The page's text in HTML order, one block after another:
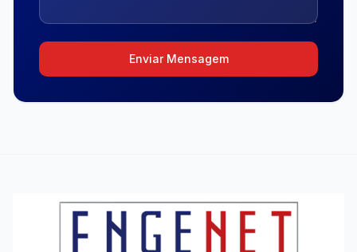
Enviar Mensagem